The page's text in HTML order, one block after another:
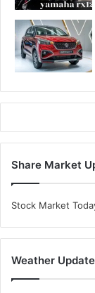
Share Market
Stock Market
Weather